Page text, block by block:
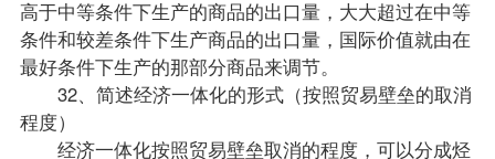
高于中等条件下生产的商品的出口量，大大超过在中等
条件和较差条件下生产商品的出口量，国际价值就由在
最好条件下生产的那部分商品来调节。
32、简述经济一体化的形式（按照贸易壁垒的取消
程度）
经济一体化按照贸易壁垒取消的程度，可以分成烃